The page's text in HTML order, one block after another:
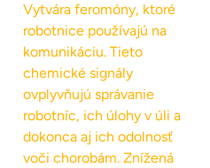
Vytvára feromóny, ktoré
robotnice používajú na
komunikáciu. Tieto
chemické signály
ovplyvňujú správanie
robotníc, ich úlohy v úli a
dokonca aj ich odolnosť
voči chorobám. Znížená